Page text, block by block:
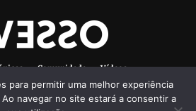
Comunidade
Vídeos
Ambientais
Ficha Técnica
para permitir uma melhor experiência
navegar no site estará a consentir a